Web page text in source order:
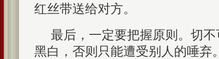
红丝带送给对方。
最后，一定要把握原则。切
黑白，否则只能遭受别人的唾弃